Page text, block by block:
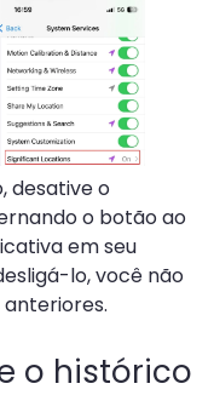
desative o
o botão ao
em seu
lo, você não
o histórico